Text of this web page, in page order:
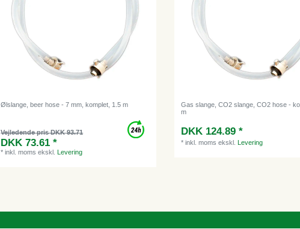
Ølslange, beer hose - 7 mm, komplet, 1.5 m
Vejledende pris DKK 93.71
DKK 73.61 *
*inkl. moms ekskl.Levering
Gas slange, CO2 slange, CO2 hose -
m
DKK 124.89 *
*inkl. moms ekskl.Levering